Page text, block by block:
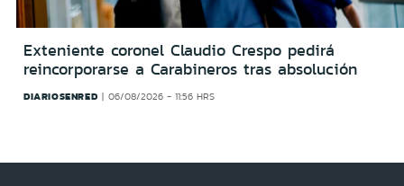
Exteniente coronel Claudio Crespo pedirá
reincorporarse a Carabineros tras absolución
DIARIOSENRED 06/08/2026 - 11:56 HRS